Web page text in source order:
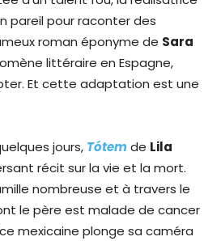
pareil pour raconter des
roman éponyme de Sara
littéraire en Espagne,
Et cette adaptation est une
jours, Tótemde Lila
récit sur la vie et la mort.
nombreuse et à travers le
le père est malade de cancer
mexicaine plonge sa caméra